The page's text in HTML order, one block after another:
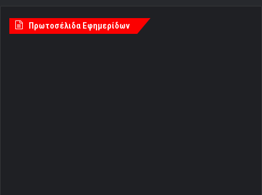
Πρωτοσέλιδα Εφημερίδων